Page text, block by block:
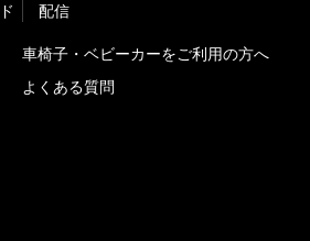
配信
車椅子・ベビーカーをご利用の方へ
よくある質問